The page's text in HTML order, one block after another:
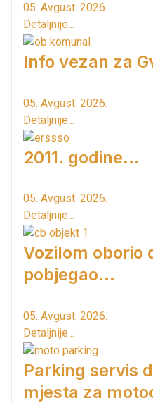
05. Avgust. 2026.
Detaljnije...
Info vezan za
05. Avgust. 2026.
Detaljnije...
2011. godine...
05. Avgust. 2026.
Detaljnije...
Vozilom oborio
pobjegao...
05. Avgust. 2026.
Detaljnije...
Parking servis
mjesta za